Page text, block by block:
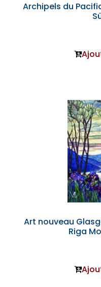
Archipels du
Art nouveau
Riga